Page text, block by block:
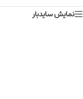
نمایش سایدبار